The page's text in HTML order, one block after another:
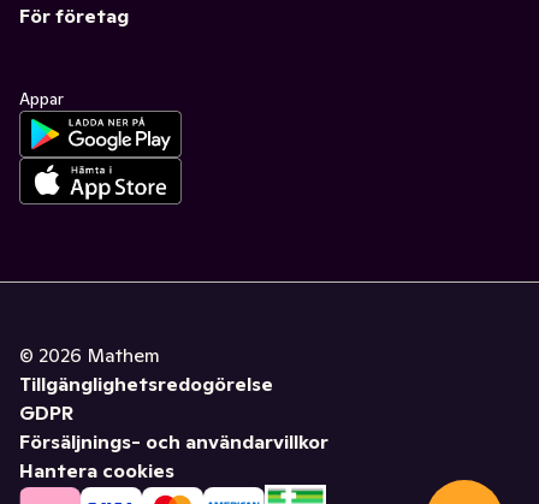
För företag
Appar
© 2026 Mathem
Tillgänglighetsredogörelse
GDPR
Försäljnings- och användarvillkor
Hantera cookies